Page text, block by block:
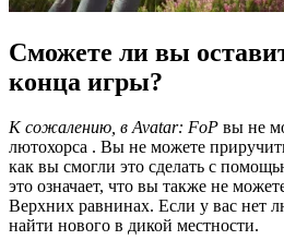
Сможете ли вы
конца игры?
К сожалению, в Avatar: FoP вы не
лютохорса . Вы не можете
как вы смогли это сделать с
это означает, что вы также не
Верхних равнинах. Если у вас нет
найти нового в дикой местности.